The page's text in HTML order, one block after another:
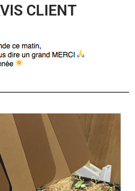
CLIENT